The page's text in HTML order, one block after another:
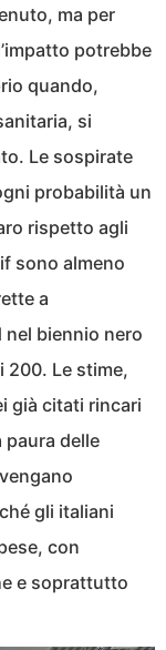
ma per
potrebbe
quando,
si
Le sospirate
probabilità un
rispetto agli
sono almeno
a
nel biennio nero
200. Le stime,
già citati rincari
paura delle
gli italiani
con
e soprattutto